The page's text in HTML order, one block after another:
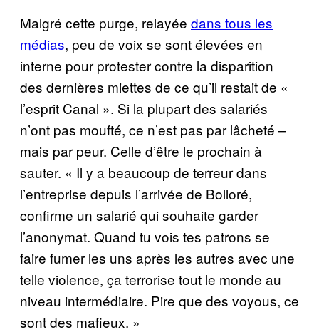
Malgré cette purge, relayée dans tous les
médias, peu de voix se sont élevées en
interne pour protester contre la disparition
des dernières miettes de ce qu’il restait de «
l’esprit Canal ». Si la plupart des salariés
n’ont pas moufté, ce n’est pas par lâcheté –
mais par peur. Celle d’être le prochain à
sauter. « Il y a beaucoup de terreur dans
l’entreprise depuis l’arrivée de Bolloré,
confirme un salarié qui souhaite garder
l’anonymat. Quand tu vois tes patrons se
faire fumer les uns après les autres avec une
telle violence, ça terrorise tout le monde au
niveau intermédiaire. Pire que des voyous, ce
sont des mafieux. »